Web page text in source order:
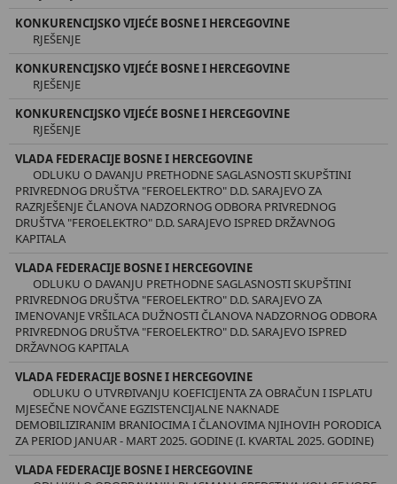
KONKURENCIJSKO VIJEĆE BOSNE I HERCEGOVINE
RJEŠENJE
KONKURENCIJSKO VIJEĆE BOSNE I HERCEGOVINE
RJEŠENJE
KONKURENCIJSKO VIJEĆE BOSNE I HERCEGOVINE
RJEŠENJE
VLADA FEDERACIJE BOSNE I HERCEGOVINE
ODLUKU O DAVANJU PRETHODNE SAGLASNOSTI SKUPŠTINI
PRIVREDNOG DRUŠTVA "FEROELEKTRO" D.D. SARAJEVO ZA
RAZRJEŠENJE ČLANOVA NADZORNOG ODBORA PRIVREDNOG
DRUŠTVA "FEROELEKTRO" D.D. SARAJEVO ISPRED DRŽAVNOG
KAPITALA
VLADA FEDERACIJE BOSNE I HERCEGOVINE
ODLUKU O DAVANJU PRETHODNE SAGLASNOSTI SKUPŠTINI
PRIVREDNOG DRUŠTVA "FEROELEKTRO" D.D. SARAJEVO ZA
IMENOVANJE VRŠILACA DUŽNOSTI ČLANOVA NADZORNOG ODBORA
PRIVREDNOG DRUŠTVA "FEROELEKTRO" D.D. SARAJEVO ISPRED
DRŽAVNOG KAPITALA
VLADA FEDERACIJE BOSNE I HERCEGOVINE
ODLUKU O UTVRĐIVANJU KOEFICIJENTA ZA OBRAČUN I ISPLATU
MJESEČNE NOVČANE EGZISTENCIJALNE NAKNADE
DEMOBILIZIRANIM BRANIOCIMA I ČLANOVIMA NJIHOVIH PORODICA
ZA PERIOD JANUAR - MART 2025. GODINE (I. KVARTAL 2025. GODINE)
VLADA FEDERACIJE BOSNE I HERCEGOVINE